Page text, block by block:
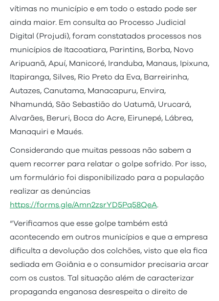
vítimas no município e em todo o estado pode ser
ainda maior. Em consulta ao Processo Judicial
Digital (Projudi), foram constatados processos nos
municípios de Itacoatiara, Parintins, Borba, Novo
Aripuanã, Apuí, Manicoré, Iranduba, Manaus, Ipixuna,
Itapiranga, Silves, Rio Preto da Eva, Barreirinha,
Autazes, Canutama, Manacapuru, Envira,
Nhamundá, São Sebastião do Uatumã, Urucará,
Alvarães, Beruri, Boca do Acre, Eirunepé, Lábrea,
Manaquiri e Maués.
Considerando que muitas pessoas não sabem a
quem recorrer para relatar o golpe sofrido. Por isso,
um formulário foi disponibilizado para a população
realizar as denúncias
https://forms.gle/Amn2zsrYD5Pq58QeA.
“Verificamos que esse golpe também está
acontecendo em outros municípios e que a empresa
dificulta a devolução dos colchões, visto que ela fica
sediada em Goiânia e o consumidor precisaria arcar
com os custos. Tal situação além de caracterizar
propaganda enganosa desrespeita o direito de